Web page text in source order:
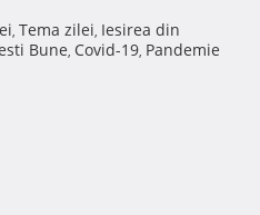
, Tema zilei, Iesirea din
Bune, Covid-19, Pandemie